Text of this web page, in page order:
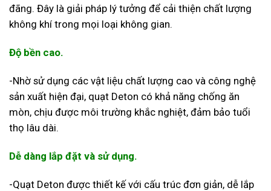
đãng. Đây là giải pháp lý tưởng để cải thiện chất lượng
không khí trong mọi loại không gian.
Độ bền cao.
-Nhờ sử dụng các vật liệu chất lượng cao và công nghệ
sản xuất hiện đại, quạt Deton có khả năng chống ăn
mòn, chịu được môi trường khắc nghiệt, đảm bảo tuổi
thọ lâu dài.
Dễ dàng lắp đặt và sử dụng.
-Quạt Deton được thiết kế với cấu trúc đơn giản, dễ lắp